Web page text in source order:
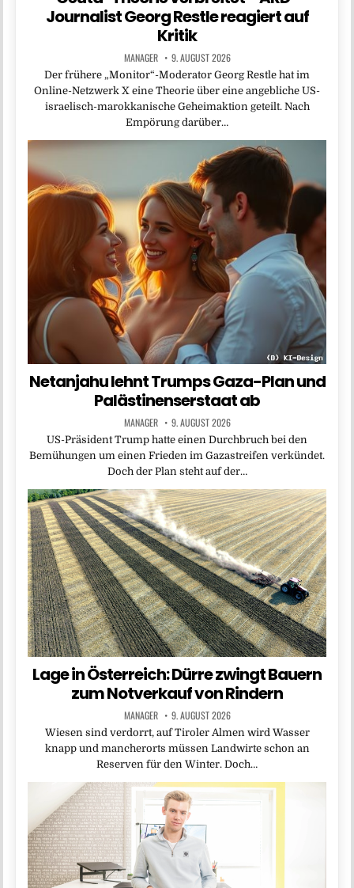
Journalist Georg Restle reagiert auf
Kritik
MANAGER 9. AUGUST 2026
Der frühere „Monitor“-Moderator Georg Restle hat im
Online-Netzwerk X eine Theorie über eine angebliche US-
israelisch-marokkanische Geheimaktion geteilt. Nach
Empörung darüber…
Netanjahu lehnt Trumps Gaza-Plan und
Palästinenserstaat ab
MANAGER 9. AUGUST 2026
US-Präsident Trump hatte einen Durchbruch bei den
Bemühungen um einen Frieden im Gazastreifen verkündet.
Doch der Plan steht auf der…
Lage in Österreich: Dürre zwingt Bauern
zum Notverkauf von Rindern
MANAGER 9. AUGUST 2026
Wiesen sind verdorrt, auf Tiroler Almen wird Wasser
knapp und mancherorts müssen Landwirte schon an
Reserven für den Winter. Doch…